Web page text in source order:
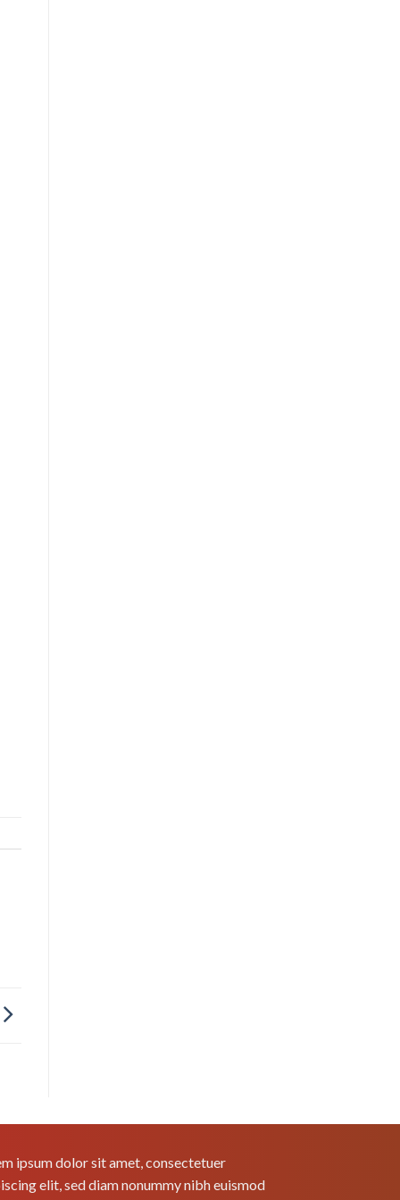
ipsum dolor sit amet, consectetuer
elit, sed diam nonummy nibh euismod